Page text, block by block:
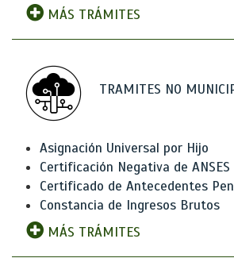
MÁS TRÁMITES
TRAMITES NO
Asignación Universal por Hijo
Certificación Negativa de ANSES
Certificado de Antecedentes
Constancia de Ingresos Brutos
MÁS TRÁMITES